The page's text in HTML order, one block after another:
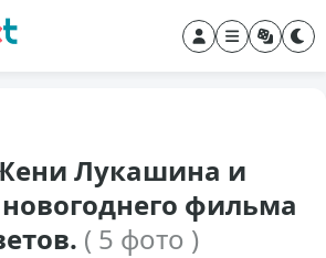
Лукашина и
фильма
( 5 фото )